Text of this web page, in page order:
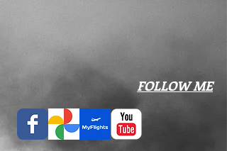
​FOLLOW ME